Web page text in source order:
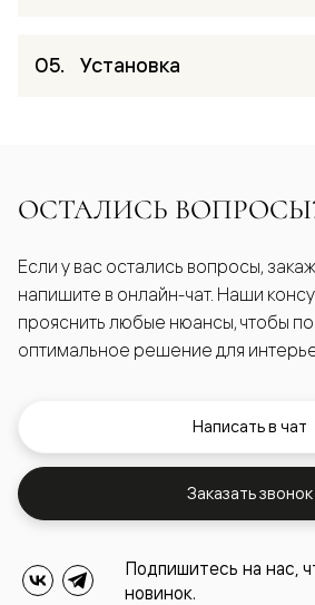
Установка
ОСТАЛИСЬ
Если у вас остались вопросы,
напишите в онлайн-чат. Наши
прояснить любые нюансы, чтобы
оптимальное решение для
Написать в чат
Заказать звонок
Подпишитесь на нас,
новинок.